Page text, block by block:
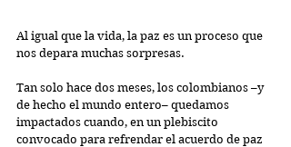
Al igual que la vida, la paz es un proceso que
nos depara muchas sorpresas.
Tan solo hace dos meses, los colombianos –y
de hecho el mundo entero– quedamos
impactados cuando, en un plebiscito
convocado para refrendar el acuerdo de paz